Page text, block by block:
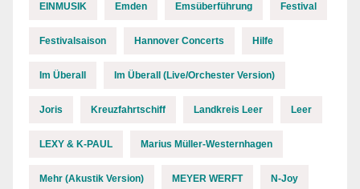
EINMUSIK Emden Emsüberführung Festival
Festivalsaison Hannover Concerts Hilfe
Im Überall Im Überall (Live/Orchester Version)
Joris Kreuzfahrtschiff Landkreis Leer Leer
LEXY & K-PAUL Marius Müller-Westernhagen
Mehr (Akustik Version) MEYER WERFT N-Joy